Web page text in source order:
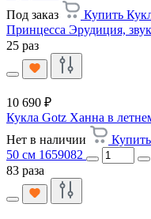
Под заказ
Купить
Принцесса Эрудиция,
25 раз
10 690 ₽
Кукла Gotz Ханна в
Нет в наличии
50 см 1659082
83 раза